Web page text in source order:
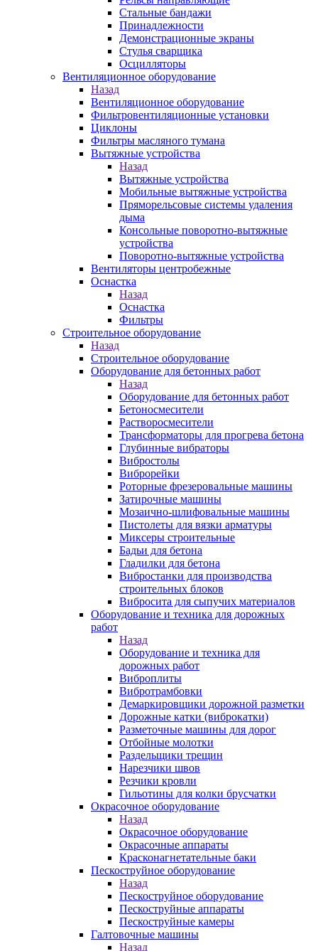
Стальные бандажи
Принадлежности
Демонстрационные экраны
Стулья сварщика
Осцилляторы
Вентиляционное оборудование
Назад
Вентиляционное оборудование
Фильтровентиляционные установки
Циклоны
Фильтры масляного тумана
Вытяжные устройства
Назад
Вытяжные устройства
Мобильные вытяжные устройства
Пряморельсовые системы удаления
дыма
Консольные поворотно-вытяжные
устройства
Поворотно-вытяжные устройства
Вентиляторы центробежные
Оснастка
Назад
Оснастка
Фильтры
Строительное оборудование
Назад
Строительное оборудование
Оборудование для бетонных работ
Назад
Оборудование для бетонных работ
Бетоносмесители
Растворосмесители
Трансформаторы для прогрева бетона
Глубинные вибраторы
Вибростолы
Виброрейки
Роторные фрезеровальные машины
Затирочные машины
Мозаично-шлифовальные машины
Пистолеты для вязки арматуры
Миксеры строительные
Бадьи для бетона
Гладилки для бетона
Вибростанки для производства
строительных блоков
Вибросита для сыпучих материалов
Оборудование и техника для дорожных
работ
Назад
Оборудование и техника для
дорожных работ
Виброплиты
Вибротрамбовки
Демаркировщики дорожной разметки
Дорожные катки (виброкатки)
Разметочные машины для дорог
Отбойные молотки
Раздельщики трещин
Нарезчики швов
Резчики кровли
Гильотины для колки брусчатки
Окрасочное оборудование
Назад
Окрасочное оборудование
Окрасочные аппараты
Красконагнетательные баки
Пескоструйное оборудование
Назад
Пескоструйное оборудование
Пескоструйные аппараты
Пескоструйные камеры
Галтовочные машины
Назад